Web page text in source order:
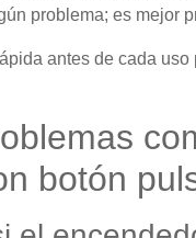
problema; es mejor
antes de cada
botón